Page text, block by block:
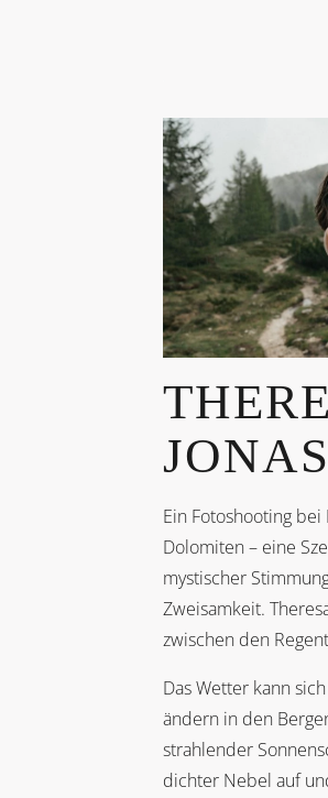
JONAS
Ein Fotoshooting
Dolomiten – eine
mystischer
Zweisamkeit.
zwischen den
Das Wetter kann
ändern in den
strahlender
dichter Nebel auf